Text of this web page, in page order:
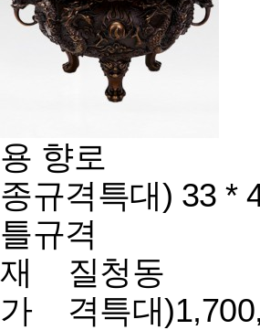
용 향로
종규격특대) 33 *
틀규격
재 질청동
가 격특대